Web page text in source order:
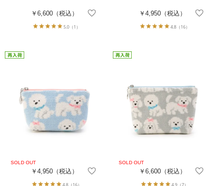
￥6,600 （税込）
5.0 （1）
￥4,950（税込）
4.8（16）
￥4,950 （税込） ￥6,600（税込）